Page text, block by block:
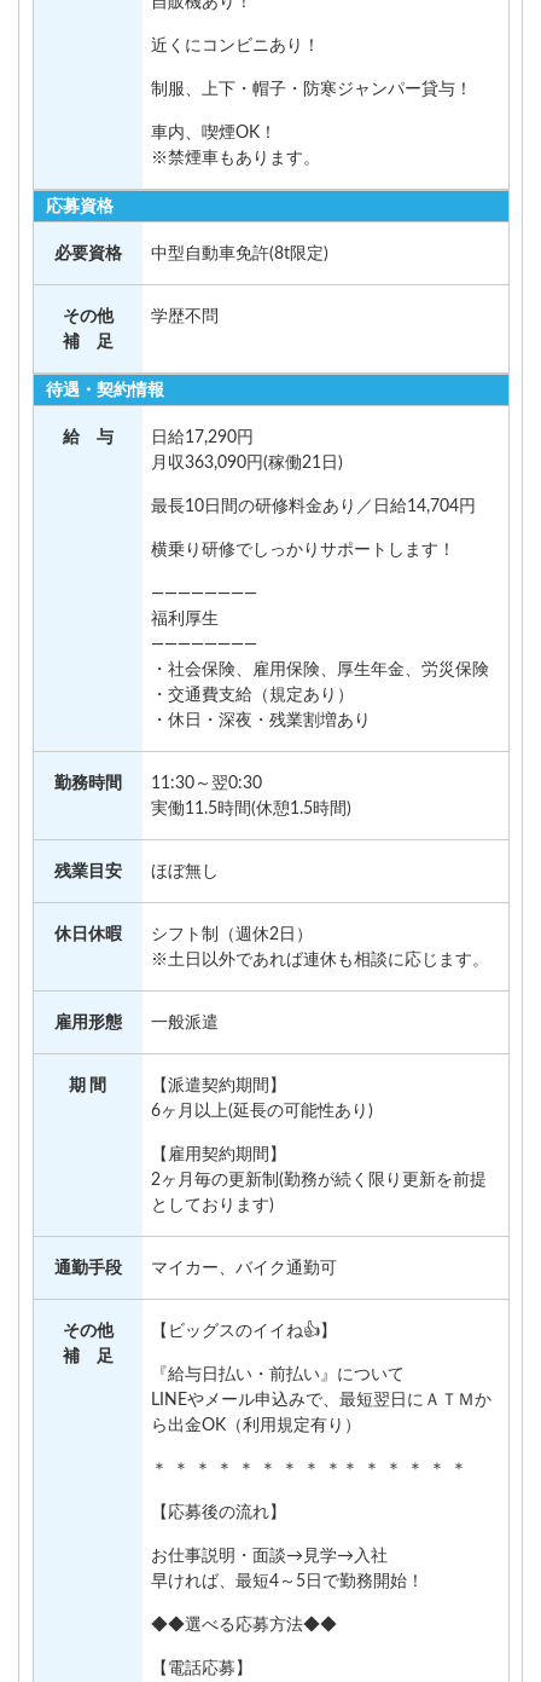
近くにコンビニあり！
制服、上下・帽子・防寒ジャンパー貸与！
車内、喫煙OK！
※禁煙車もあります。
応募資格
必要資格 中型自動車免許(8t限定)
その他
補 足
学歴不問
待遇・契約情報
給 与
日給17,290円
月収363,090円(稼働21日)
最長10日間の研修料金あり／日給14,704円
横乗り研修でしっかりサポートします！
————————
福利厚生
————————
・社会保険、雇用保険、厚生年金、労災保険
・交通費支給（規定あり）
・休日・深夜・残業割増あり
勤務時間
11:30～翌0:30
実働11.5時間(休憩1.5時間)
残業目安 ほぼ無し
休日休暇
シフト制（週休2日）
※土日以外であれば連休も相談に応じます。
雇用形態 一般派遣
期 間
【派遣契約期間】
6ヶ月以上(延長の可能性あり)
【雇用契約期間】
2ヶ月毎の更新制(勤務が続く限り更新を前提
としております)
通勤手段 マイカー、バイク通勤可
その他
補 足
【ビッグスのイイね👍】
『給与日払い・前払い』について
LINEやメール申込みで、最短翌日にＡＴＭか
ら出金OK（利用規定有り）
＊ ＊ ＊ ＊ ＊ ＊ ＊ ＊ ＊＊ ＊ ＊ ＊ ＊ ＊
【応募後の流れ】
お仕事説明・面談→見学→入社
早ければ、最短4～5日で勤務開始！
◆◆選べる応募方法◆◆
【電話応募】